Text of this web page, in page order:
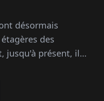
désormais
des
jusqu'à présent, il